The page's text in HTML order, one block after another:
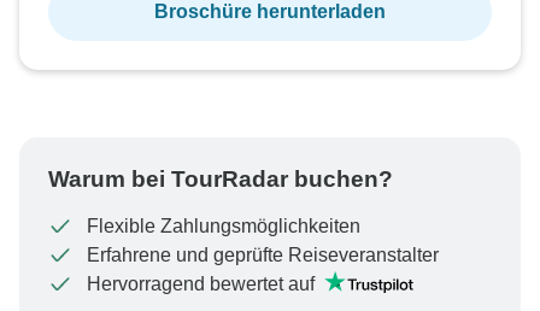
Broschüre herunterladen
Warum bei TourRadar buchen?
Flexible Zahlungsmöglichkeiten
Erfahrene und geprüfte Reiseveranstalter
Hervorragend bewertet auf